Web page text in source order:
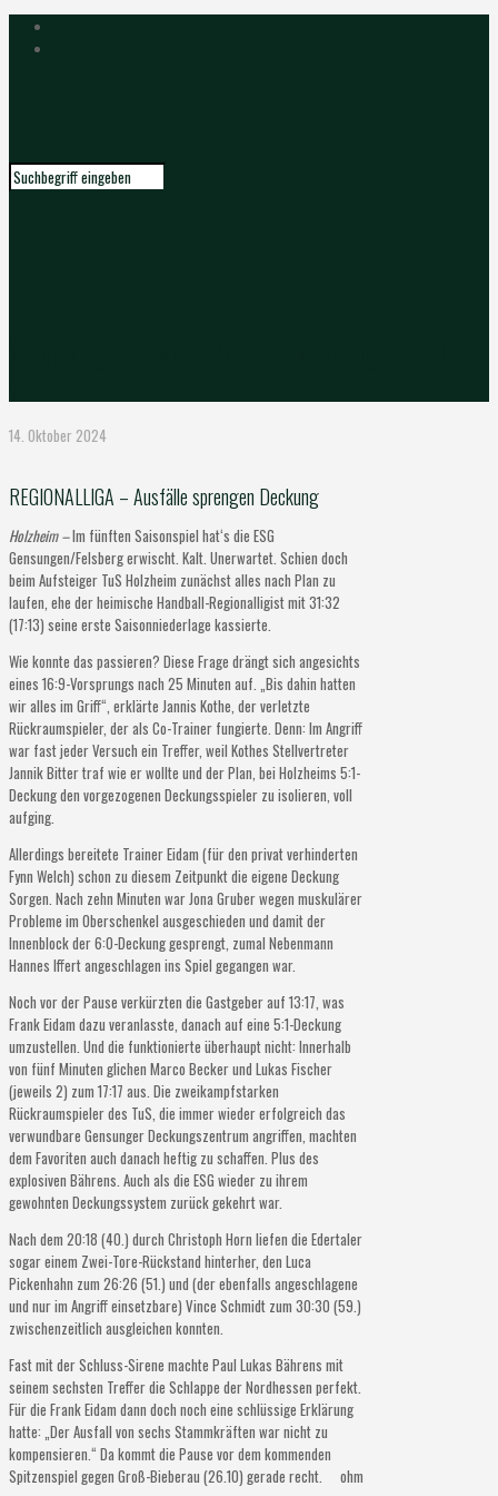
14. Oktober 2024
REGIONALLIGA – Ausfälle sprengen Deckung
Holzheim –Im fünften Saisonspiel hat‘s die ESG
Gensungen/Felsberg erwischt. Kalt. Unerwartet. Schien doch
beim Aufsteiger TuS Holzheim zunächst alles nach Plan zu
laufen, ehe der heimische Handball-Regionalligist mit 31:32
(17:13) seine erste Saisonniederlage kassierte.
Wie konnte das passieren? Diese Frage drängt sich angesichts
eines 16:9-Vorsprungs nach 25 Minuten auf. „Bis dahin hatten
wir alles im Griff“, erklärte Jannis Kothe, der verletzte
Rückraumspieler, der als Co-Trainer fungierte. Denn: Im Angriff
war fast jeder Versuch ein Treffer, weil Kothes Stellvertreter
Jannik Bitter traf wie er wollte und der Plan, bei Holzheims 5:1-
Deckung den vorgezogenen Deckungsspieler zu isolieren, voll
aufging.
Allerdings bereitete Trainer Eidam (für den privat verhinderten
Fynn Welch) schon zu diesem Zeitpunkt die eigene Deckung
Sorgen. Nach zehn Minuten war Jona Gruber wegen muskulärer
Probleme im Oberschenkel ausgeschieden und damit der
Innenblock der 6:0-Deckung gesprengt, zumal Nebenmann
Hannes Iffert angeschlagen ins Spiel gegangen war.
Noch vor der Pause verkürzten die Gastgeber auf 13:17, was
Frank Eidam dazu veranlasste, danach auf eine 5:1-Deckung
umzustellen. Und die funktionierte überhaupt nicht: Innerhalb
von fünf Minuten glichen Marco Becker und Lukas Fischer
(jeweils 2) zum 17:17 aus. Die zweikampfstarken
Rückraumspieler des TuS, die immer wieder erfolgreich das
verwundbare Gensunger Deckungszentrum angriffen, machten
dem Favoriten auch danach heftig zu schaffen. Plus des
explosiven Bährens. Auch als die ESG wieder zu ihrem
gewohnten Deckungssystem zurück gekehrt war.
Nach dem 20:18 (40.) durch Christoph Horn liefen die Edertaler
sogar einem Zwei-Tore-Rückstand hinterher, den Luca
Pickenhahn zum 26:26 (51.) und (der ebenfalls angeschlagene
und nur im Angriff einsetzbare) Vince Schmidt zum 30:30 (59.)
zwischenzeitlich ausgleichen konnten.
Fast mit der Schluss-Sirene machte Paul Lukas Bährens mit
seinem sechsten Treffer die Schlappe der Nordhessen perfekt.
Für die Frank Eidam dann doch noch eine schlüssige Erklärung
hatte: „Der Ausfall von sechs Stammkräften war nicht zu
kompensieren.“ Da kommt die Pause vor dem kommenden
Spitzenspiel gegen Groß-Bieberau (26.10) gerade recht. ohm